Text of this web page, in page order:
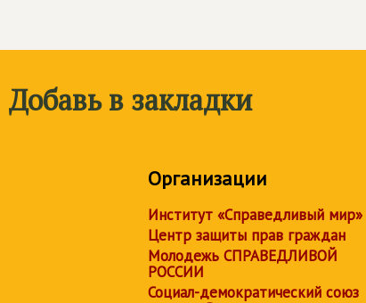
Добавь в закладки
Организации
Институт «Справедливый мир»
Центр защиты прав граждан
Молодежь СПРАВЕДЛИВОЙ
РОССИИ
Социал-демократический союз